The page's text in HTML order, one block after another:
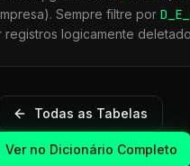
Sempre filtre por
logicamente
Todas as Tabelas
Ver no Dicionário Completo